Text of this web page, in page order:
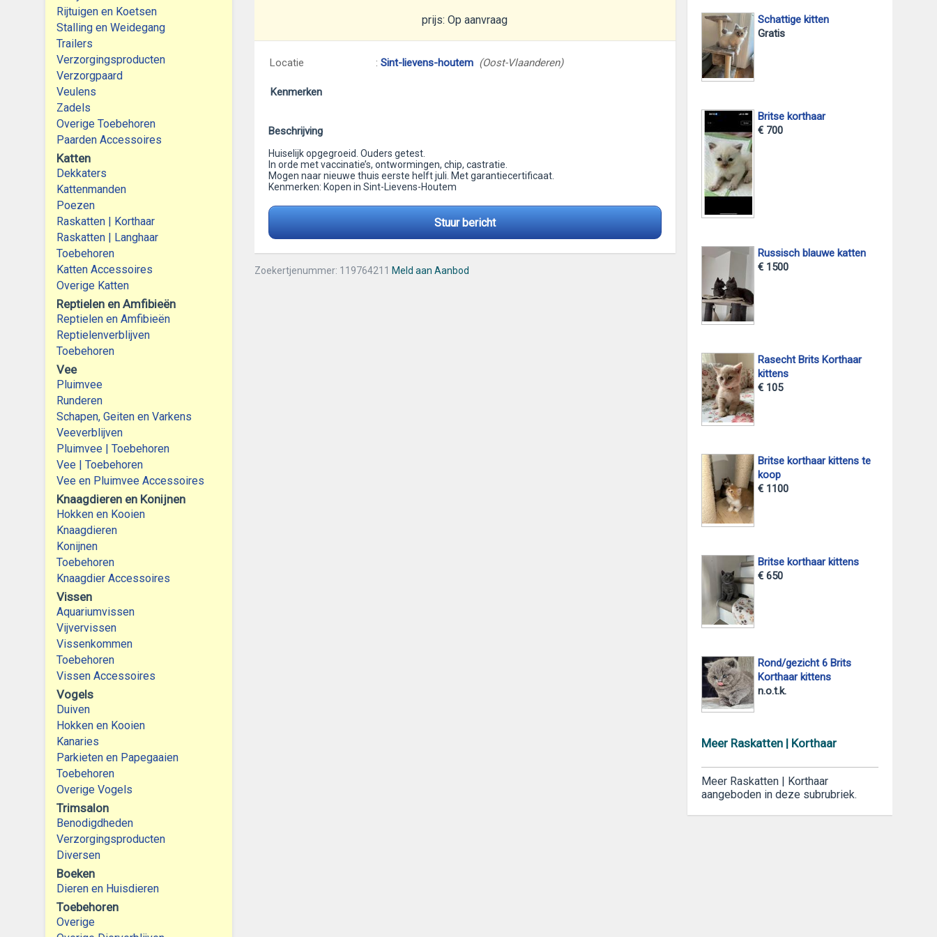
Rijtuigen en Koetsen
Stalling en Weidegang
Trailers
Verzorgingsproducten
Verzorgpaard
Veulens
Zadels
Overige Toebehoren
Paarden Accessoires
Katten
Dekkaters
Kattenmanden
Poezen
Raskatten | Korthaar
Raskatten | Langhaar
Toebehoren
Katten Accessoires
Overige Katten
Reptielen en Amfibieën
Reptielen en Amfibieën
Reptielenverblijven
Toebehoren
Vee
Pluimvee
Runderen
Schapen, Geiten en Varkens
Veeverblijven
Pluimvee | Toebehoren
Vee | Toebehoren
Vee en Pluimvee Accessoires
Knaagdieren en Konijnen
Hokken en Kooien
Knaagdieren
Konijnen
Toebehoren
Knaagdier Accessoires
Vissen
Aquariumvissen
Vijvervissen
Vissenkommen
Toebehoren
Vissen Accessoires
Vogels
Duiven
Hokken en Kooien
Kanaries
Parkieten en Papegaaien
Toebehoren
Overige Vogels
Trimsalon
Benodigdheden
Verzorgingsproducten
Diversen
Boeken
Dieren en Huisdieren
Toebehoren
Overige
prijs: Op aanvraag
Locatie : Sint-lievens-houtem (Oost-Vlaanderen)
Kenmerken
Beschrijving
Huiselijk opgegroeid. Ouders getest.
In orde met vaccinatie’s, ontwormingen, chip, castratie.
Mogen naar nieuwe thuis eerste helft juli. Met garantiecertificaat.
Kenmerken: Kopen in Sint-Lievens-Houtem
Stuur bericht
Zoekertjenummer: 119764211 Meld aan Aanbod
Schattige kitten
Gratis
Britse korthaar
€ 700
Russisch blauwe katten
€ 1500
Rasecht Brits Korthaar
kittens
€ 105
Britse korthaar kittens te
koop
€ 1100
Britse korthaar kittens
€ 650
Rond/gezicht 6 Brits
Korthaar kittens
n.o.t.k.
Meer Raskatten | Korthaar
Meer Raskatten | Korthaar
aangeboden in deze subrubriek.